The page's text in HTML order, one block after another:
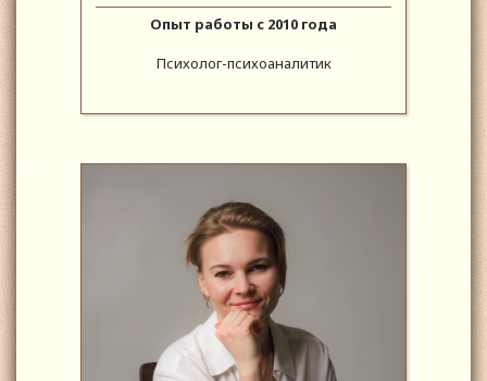
Опыт работы с 2010 года
Психолог-психоаналитик